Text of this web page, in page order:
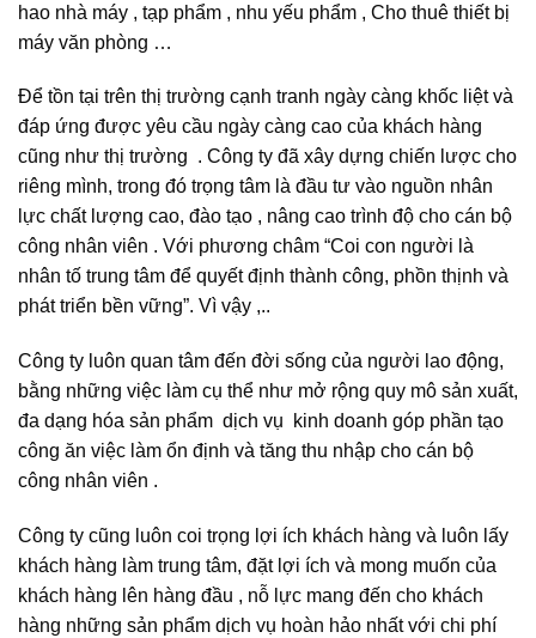
hao nhà máy , tạp phẩm , nhu yếu phẩm , Cho thuê thiết bị
máy văn phòng …
Để tồn tại trên thị trường cạnh tranh ngày càng khốc liệt và
đáp ứng được yêu cầu ngày càng cao của khách hàng
cũng như thị trường . Công ty đã xây dựng chiến lược cho
riêng mình, trong đó trọng tâm là đầu tư vào nguồn nhân
lực chất lượng cao, đào tạo , nâng cao trình độ cho cán bộ
công nhân viên . Với phương châm “Coi con người là
nhân tố trung tâm để quyết định thành công, phồn thịnh và
phát triển bền vững”. Vì vậy ,..
Công ty luôn quan tâm đến đời sống của người lao động,
bằng những việc làm cụ thể như mở rộng quy mô sản xuất,
đa dạng hóa sản phẩm dịch vụ kinh doanh góp phần tạo
công ăn việc làm ổn định và tăng thu nhập cho cán bộ
công nhân viên .
Công ty cũng luôn coi trọng lợi ích khách hàng và luôn lấy
khách hàng làm trung tâm, đặt lợi ích và mong muốn của
khách hàng lên hàng đầu , nỗ lực mang đến cho khách
hàng những sản phẩm dịch vụ hoàn hảo nhất với chi phí